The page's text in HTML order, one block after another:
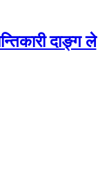
दाङ्ग ले